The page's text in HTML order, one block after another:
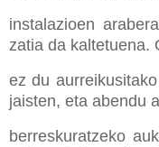
instalazioen
zatia da kaltetuena.
ez du
jaisten, eta abendu
berreskuratzeko